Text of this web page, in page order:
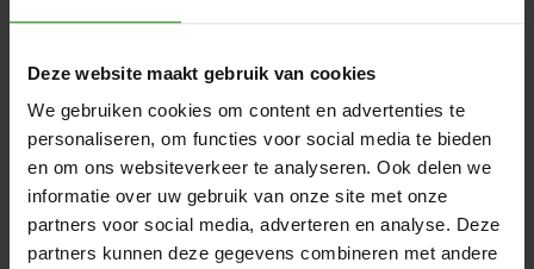
Deze website maakt gebruik van cookies
We gebruiken cookies om content en advertenties te
personaliseren, om functies voor social media te bieden
en om ons websiteverkeer te analyseren. Ook delen we
informatie over uw gebruik van onze site met onze
partners voor social media, adverteren en analyse. Deze
partners kunnen deze gegevens combineren met andere
Als u artrose heeft
kan Revitive Medic Knie bijdragen aan het:
• verminderen van zwellingen in de benen, enkels en